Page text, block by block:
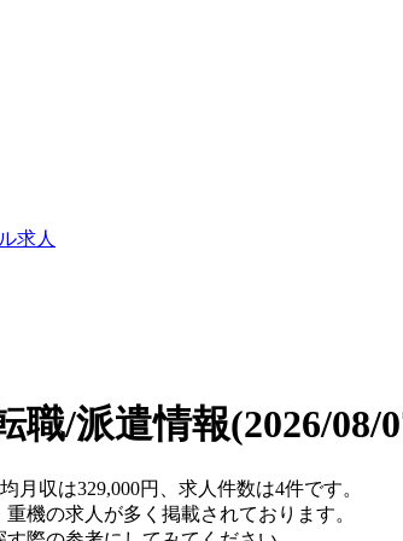
求人
職/派遣情報(2026/08/
収は329,000円、求人件数は4件です。
機の求人が多く掲載されております。